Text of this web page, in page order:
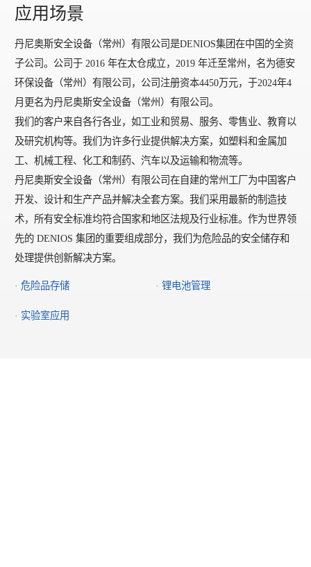
应用场景
丹尼奥斯安全设备（常州）有限公司是DENIOS集团在中国的全资
子公司。公司于 2016 年在太仓成立，2019 年迁至常州，名为德安
环保设备（常州）有限公司，公司注册资本4450万元，于2024年4
月更名为丹尼奥斯安全设备（常州）有限公司。
我们的客户来自各行各业，如工业和贸易、服务、零售业、教育以
及研究机构等。我们为许多行业提供解决方案，如塑料和金属加
工、机械工程、化工和制药、汽车以及运输和物流等。
丹尼奥斯安全设备（常州）有限公司在自建的常州工厂为中国客户
开发、设计和生产产品并解决全套方案。我们采用最新的制造技
术，所有安全标准均符合国家和地区法规及行业标准。作为世界领
先的 DENIOS 集团的重要组成部分，我们为危险品的安全储存和
处理提供创新解决方案。
· 危险品存储 · 锂电池管理
· 实验室应用